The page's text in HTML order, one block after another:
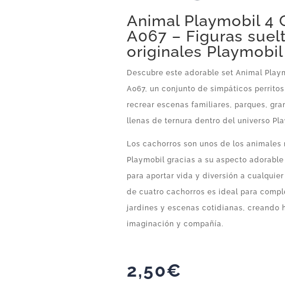
Animal Playmobil 4
A067 – Figuras
originales Playmobil
Descubre este adorable set Animal
A067, un conjunto de simpáticos
recrear escenas familiares, parques,
llenas de ternura dentro del universo
Los cachorros son unos de los animales
Playmobil gracias a su aspecto
para aportar vida y diversión a
de cuatro cachorros es ideal para
jardines y escenas cotidianas, creando
imaginación y compañía.
2,50€